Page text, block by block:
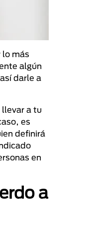
lo más
algún
darle a
a tu
es
definirá
en
a